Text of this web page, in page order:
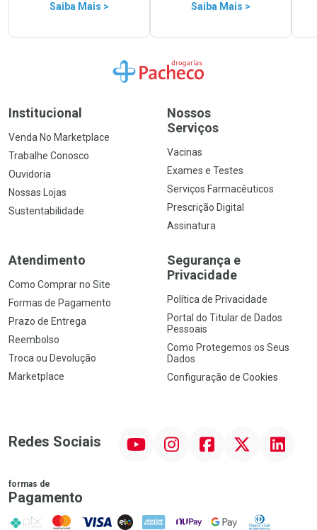
Saiba Mais > Saiba Mais >
Ir para a Home
Institucional
Venda No Marketplace
Trabalhe Conosco
Ouvidoria
Nossas Lojas
Sustentabilidade
Nossos
Serviços
Vacinas
Exames e Testes
Serviços Farmacêuticos
Prescrição Digital
Assinatura
Atendimento
Como Comprar no Site
Formas de Pagamento
Prazo de Entrega
Reembolso
Troca ou Devolução
Marketplace
Segurança e
Privacidade
Política de Privacidade
Portal do Titular de Dados
Pessoais
Como Protegemos os Seus
Dados
Configuração de Cookies
Redes Sociais InstagramFacebookTwitter Linkedin
formas de
Pagamento
PIX MasterCard
VISA ELO AMEX NuPay Google PayDiners Club